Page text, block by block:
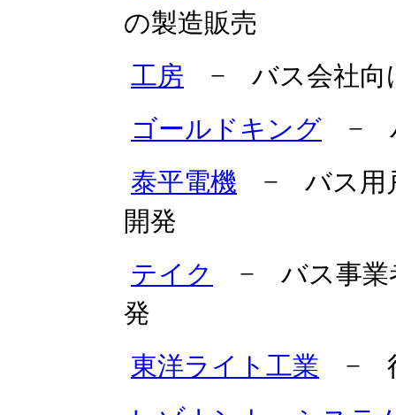
の製造販売
工房 − バス会社向
ゴールドキング −
泰平電機 − バス用
開発
テイク
− バス事業
発
東洋ライト工業 − 行